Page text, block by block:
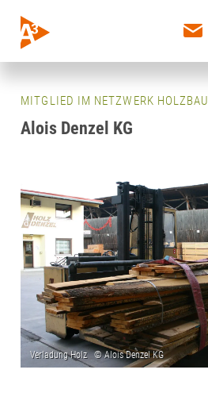
MITGLIED IM NETZWERK HOLZBAU
Alois Denzel KG